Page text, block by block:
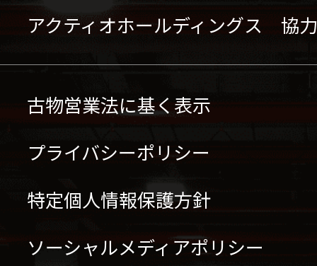
アクティオホールディングス 協
古物営業法に基く表示
プライバシーポリシー
特定個人情報保護方針
ソーシャルメディアポリシー